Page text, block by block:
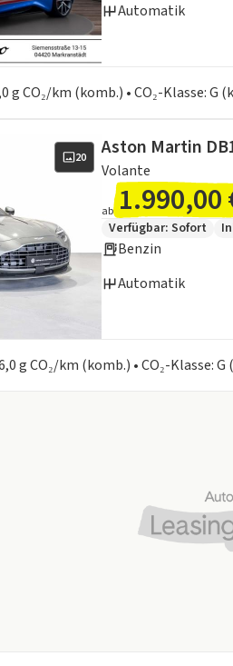
Automatik
g CO₂/km (komb.) • CO₂-Klasse: G
20 Aston Martin
Volante
ab 1.990,00
Zusätzliche
Verfügbar: Sofort
Benzin
Automatik
g CO₂/km (komb.) • CO₂-Klasse: G